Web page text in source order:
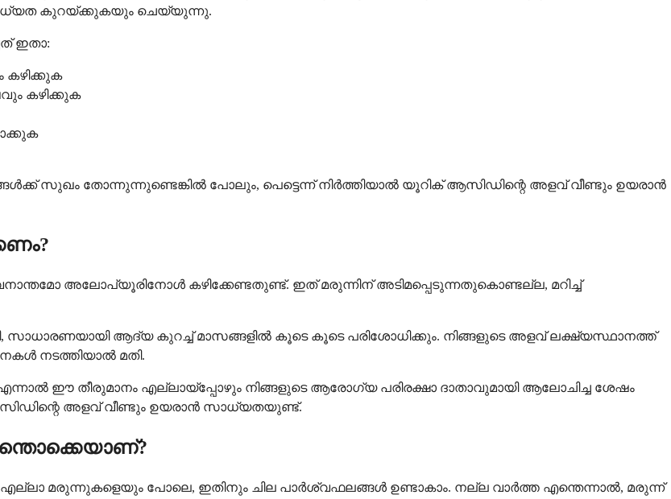
കുറയ്ക്കുകയും ചെയ്യുന്നു.
ഇതാ:
കഴിക്കുക
കഴിക്കുക
സുഖം തോന്നുന്നുണ്ടെങ്കിൽ പോലും, പെട്ടെന്ന് നിർത്തിയാൽ യൂറിക് ആസിഡിന്റെ അളവ് വീണ്ടും ഉയരാൻ
അലോപ്യൂരിനോൾ കഴിക്കേണ്ടതുണ്ട്. ഇത് മരുന്നിന് അടിമപ്പെടുന്നതുകൊണ്ടല്ല, മറിച്ച്
സാധാരണയായി ആദ്യ കുറച്ച് മാസങ്ങളിൽ കൂടെ കൂടെ പരിശോധിക്കും. നിങ്ങളുടെ അളവ് ലക്ഷ്യസ്ഥാനത്ത്
നടത്തിയാൽ മതി.
ഈ തീരുമാനം എല്ലായ്പ്പോഴും നിങ്ങളുടെ ആരോഗ്യ പരിരക്ഷാ ദാതാവുമായി ആലോചിച്ച ശേഷം
അളവ് വീണ്ടും ഉയരാൻ സാധ്യതയുണ്ട്.
മരുന്നുകളെയും പോലെ, ഇതിനും ചില പാർശ്വഫലങ്ങൾ ഉണ്ടാകാം. നല്ല വാർത്ത എന്തെന്നാൽ, മരുന്ന്